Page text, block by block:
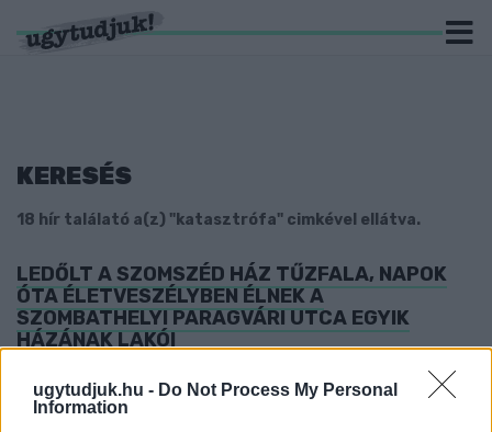
ugytudjuk.hu - Do Not Process My Personal
Information
KERESÉS
18 hír találató a(z) "katasztrófa" cimkével ellátva.
LEDŐLT A SZOMSZÉD HÁZ TŰZFALA, NAPOK
ÓTA ÉLETVESZÉLYBEN ÉLNEK A
SZOMBATHELYI PARAGVÁRI UTCA EGYIK
HÁZÁNAK LAKÓI
Az épület bontása 4 és fél millió forintba kerülne, de kérdés,
hogy ki fogja ezt kifizetni.